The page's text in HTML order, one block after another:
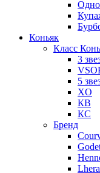
Коньяк
Класс
3
5
XO
КВ
КС
Бренд